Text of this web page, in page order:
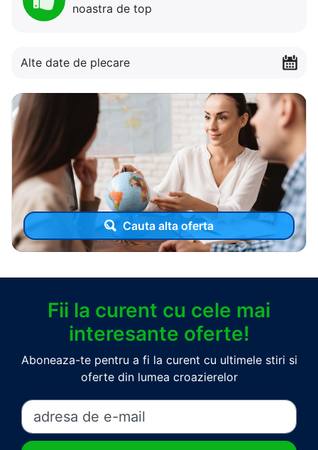
noastra de top
Alte date de plecare
Cauta alta oferta
Fii la curent cu cele mai
interesante oferte!
Aboneaza-te pentru a fi la curent cu ultimele stiri si
oferte din lumea croazierelor